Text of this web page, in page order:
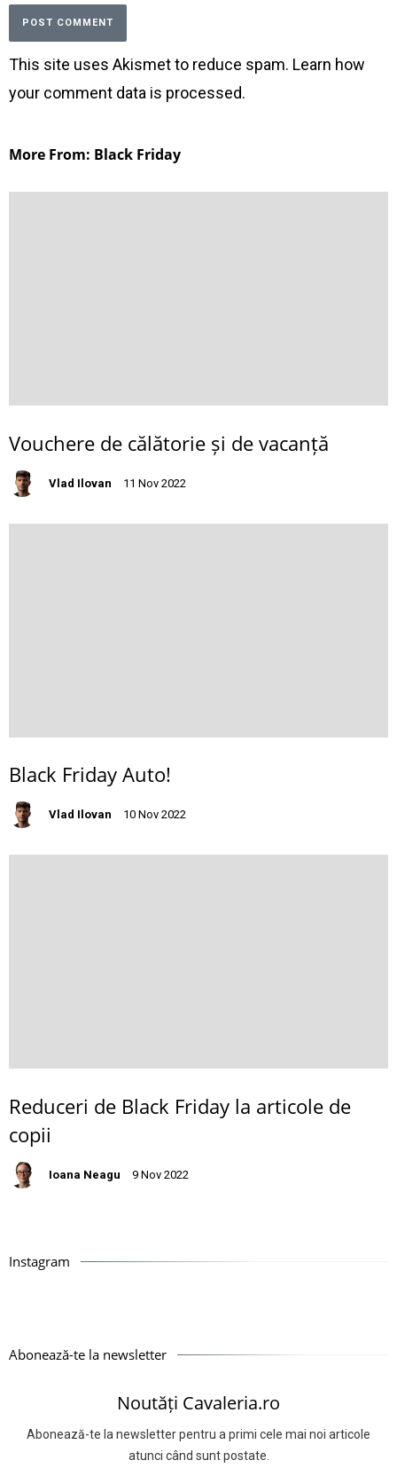
This site uses Akismet to reduce spam. Learn how
your comment data is processed.
More From: Black Friday
Vouchere de călătorie și de vacanță
Vlad Ilovan 11 Nov 2022
Black Friday Auto!
Vlad Ilovan 10 Nov 2022
Reduceri de Black Friday la articole de
copii
Ioana Neagu 9 Nov 2022
Instagram
Abonează-te la newsletter
Noutăți Cavaleria.ro
Abonează-te la newsletter pentru a primi cele mai noi articole
atunci când sunt postate.